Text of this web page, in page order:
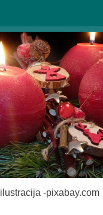
ilustracija -pixabay.com